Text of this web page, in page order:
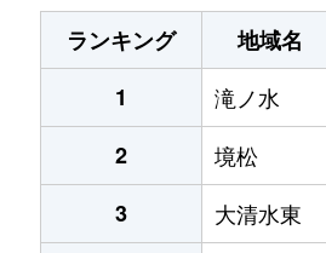
ランキング
地域名
1
滝ノ水
2
境松
3
大清水東